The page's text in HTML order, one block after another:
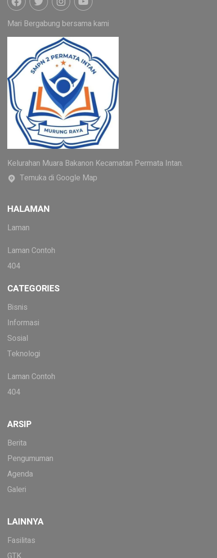
Mari Bergabung bersama kami
Kelurahan Muara Bakanon Kecamatan Permata Intan.
Temuka di Google Map
HALAMAN
Laman
Laman Contoh
404
CATEGORIES
Bisnis
Informasi
Sosial
Teknologi
Laman Contoh
404
ARSIP
Berita
Pengumuman
Agenda
Galeri
LAINNYA
Fasilitas